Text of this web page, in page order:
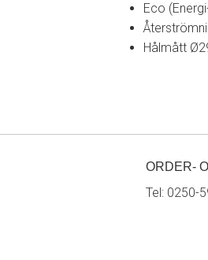
Eco
Hålmått
ORDER-
Tel: 0250-